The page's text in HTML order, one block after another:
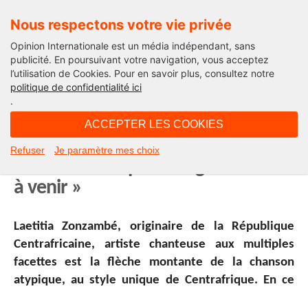
Nous respectons votre vie privée
Opinion Internationale est un média indépendant, sans
publicité. En poursuivant votre navigation, vous acceptez
l’utilisation de Cookies. Pour en savoir plus, consultez notre
politique de confidentialité ici
.
ACCEPTER LES COOKIES
Refuser Je paramètre mes choix
République centrafricaine
« En ce 8 mars, essayons d’être de
à venir »
Laetitia Zonzambé, originaire de la République
Centrafricaine, artiste chanteuse aux multiples
facettes est la flèche montante de la chanson
atypique, au style unique de Centrafrique. En ce